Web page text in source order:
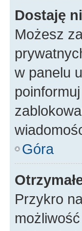
Dostaję
Możesz
w panelu
Góra
Przykro